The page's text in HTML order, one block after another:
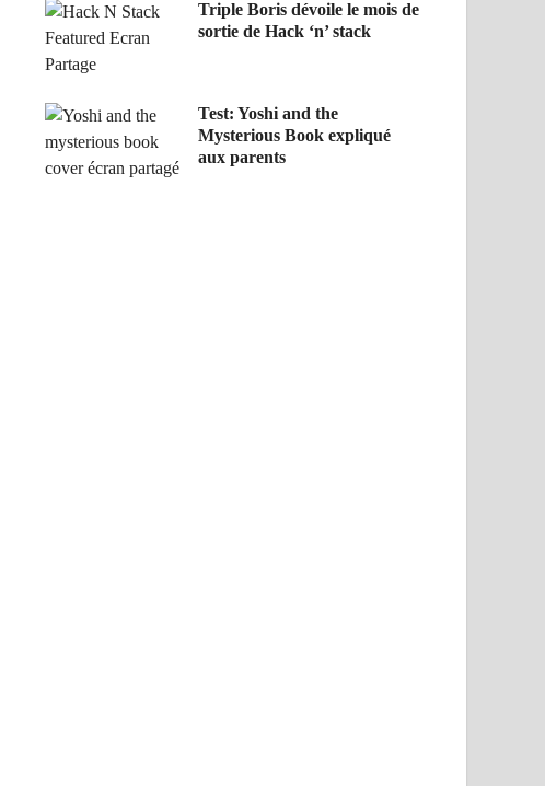
Triple Boris dévoile le mois de
sortie de Hack ‘n’ stack
Test: Yoshi and the
Mysterious Book expliqué
aux parents